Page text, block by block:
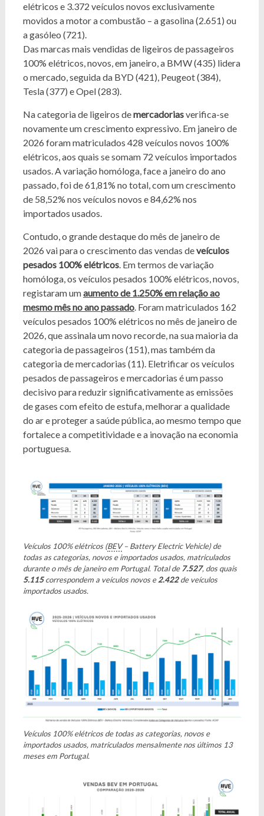
elétricos e 3.372 veículos novos exclusivamente
movidos a motor a combustão – a gasolina (2.651) ou
a gasóleo (721).
Das marcas mais vendidas de ligeiros de passageiros
100% elétricos, novos, em janeiro, a BMW (435) lidera
o mercado, seguida da BYD (421), Peugeot (384),
Tesla (377) e Opel (283).
Na categoria de ligeiros demercadoriasverifica-se
novamente um crescimento expressivo. Em janeiro de
2026 foram matriculados 428 veículos novos 100%
elétricos, aos quais se somam 72 veículos importados
usados. A variação homóloga, face a janeiro do ano
passado, foi de 61,81% no total, com um crescimento
de 58,52% nos veículos novos e 84,62% nos
importados usados.
Contudo, o grande destaque do mês de janeiro de
2026 vai para o crescimento das vendas deveículos
pesados 100% elétricos. Em termos de variação
homóloga, os veículos pesados 100% elétricos, novos,
registaram umaumento de 1.250% em relação ao
mesmo mês no ano passado. Foram matriculados 162
veículos pesados 100% elétricos no mês de janeiro de
2026, que assinala um novo recorde, na sua maioria da
categoria de passageiros (151), mas também da
categoria de mercadorias (11). Eletrificar os veículos
pesados de passageiros e mercadorias é um passo
decisivo para reduzir significativamente as emissões
de gases com efeito de estufa, melhorar a qualidade
do ar e proteger a saúde pública, ao mesmo tempo que
fortalece a competitividade e a inovação na economia
portuguesa.
Veículos 100% elétricos (BEV– Battery Electric Vehicle) de
todas as categorias, novos e importados usados, matriculados
durante o mês de janeiro em Portugal. Total de 7.527, dos quais
5.115correspondem a veículos novos e2.422de veículos
importados usados.
Veículos 100% elétricos de todas as categorias, novos e
importados usados, matriculados mensalmente nos últimos 13
meses em Portugal.